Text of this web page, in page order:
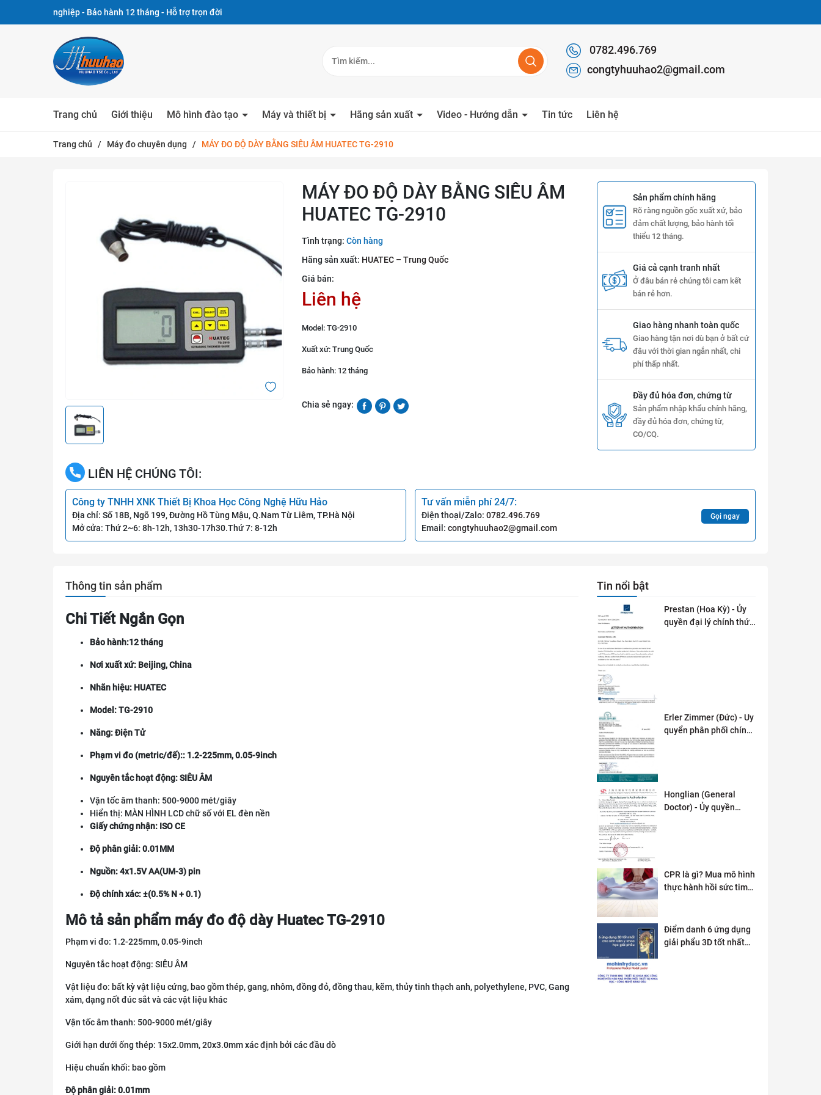
- Bảo hành 12 tháng - Hỗ trợ trọn đời
0782.496.769
congtyhuuhao2@gmail.com
Trang chủ Giới thiệu Mô hình đào tạo Máy và thiết bị Hãng sản xuất Video - Hướng dẫn Tin tức Liên hệ
Trang chủ / Máy đo chuyên dụng / MÁY ĐO ĐỘ DÀY BẰNG SIÊU ÂM HUATEC TG-2910
MÁY ĐO ĐỘ DÀY BẰNG SIÊU ÂM
HUATEC TG-2910
Tình trạng: Còn hàng
Hãng sản xuất: HUATEC – Trung Quốc
Giá bán:
Liên hệ
Model: TG-2910
Xuất xứ: Trung Quốc
Bảo hành: 12 tháng
Chia sẻ ngay:
Sản phẩm chính hãng
Rõ ràng nguồn gốc xuất xứ, bảo
đảm chất lượng, bảo hành tối
thiểu 12 tháng.
Giá cả cạnh tranh nhất
Ở đâu bán rẻ chúng tôi cam kết
bán rẻ hơn.
Giao hàng nhanh toàn quốc
Giao hàng tận nơi dù bạn ở bất cứ
đâu với thời gian ngắn nhất, chi
phí thấp nhất.
Đầy đủ hóa đơn, chứng từ
Sản phẩm nhập khẩu chính hãng,
đầy đủ hóa đơn, chứng từ,
CO/CQ.
LIÊN HỆ CHÚNG TÔI:
Công ty TNHH XNK Thiết Bị Khoa Học Công Nghệ Hữu Hảo
Địa chỉ: Số 18B, Ngõ 199, Đường Hồ Tùng Mậu, Q.Nam Từ Liêm, TP.Hà Nội
Mở cửa: Thứ 2~6: 8h-12h, 13h30-17h30.Thứ 7: 8-12h
Tư vấn miễn phí 24/7:
Điện thoại/Zalo: 0782.496.769
Email: congtyhuuhao2@gmail.com
Gọi ngay
Thông tin sản phẩm
Chi Tiết Ngắn Gọn
Bảo hành:12 tháng
Nơi xuất xứ: Beijing, China
Nhãn hiệu: HUATEC
Model: TG-2910
Năng: Điện Tử
Phạm vi đo (metric/đế):: 1.2-225mm, 0.05-9inch
Nguyên tắc hoạt động: SIÊU ÂM
Vận tốc âm thanh: 500-9000 mét/giây
Hiển thị: MÀN HÌNH LCD chữ số với EL đèn nền
Giấy chứng nhận: ISO CE
Độ phân giải: 0.01MM
Nguồn: 4x1.5V AA(UM-3) pin
Độ chính xác: ±(0.5% N + 0.1)
Mô tả sản phẩm máy đo độ dày Huatec TG-2910
Phạm vi đo: 1.2-225mm, 0.05-9inch
Nguyên tắc hoạt động: SIÊU ÂM
Vật liệu đo: bất kỳ vật liệu cứng, bao gồm thép, gang, nhôm, đồng đỏ, đồng thau, kẽm, thủy tinh thạch anh, polyethylene, PVC, Gang
xám, dạng nốt đúc sắt và các vật liệu khác
Vận tốc âm thanh: 500-9000 mét/giây
Giới hạn dưới ống thép: 15x2.0mm, 20x3.0mm xác định bởi các đầu dò
Hiệu chuẩn khối: bao gồm
Độ phân giải: 0.01mm
Tin nổi bật
Prestan (Hoa Kỳ) - Ủy
quyền đại lý chính thức
Erler Zimmer (Đức) - Uy
quyển phân phối chính
Honglian (General
Doctor) - Ủy quyền
CPR là gì? Mua mô hình
thực hành hồi sức tim
Điểm danh 6 ứng dụng
giải phẩu 3D tốt nhất